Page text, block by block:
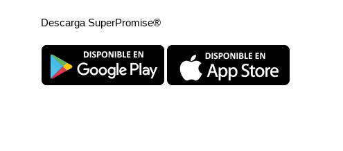
Descarga SuperPromise®